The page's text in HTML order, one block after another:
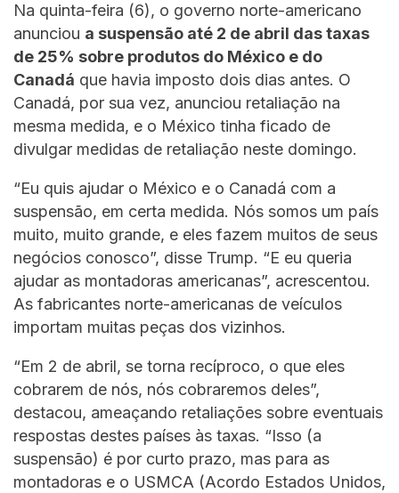
Na quinta-feira (6), o governo norte-americano
anunciou a suspensão até 2 de abril das taxas
de 25% sobre produtos do México e do
Canadá que havia imposto dois dias antes. O
Canadá, por sua vez, anunciou retaliação na
mesma medida, e o México tinha ficado de
divulgar medidas de retaliação neste domingo.
“Eu quis ajudar o México e o Canadá com a
suspensão, em certa medida. Nós somos um país
muito, muito grande, e eles fazem muitos de seus
negócios conosco”, disse Trump. “E eu queria
ajudar as montadoras americanas”, acrescentou.
As fabricantes norte-americanas de veículos
importam muitas peças dos vizinhos.
“Em 2 de abril, se torna recíproco, o que eles
cobrarem de nós, nós cobraremos deles”,
destacou, ameaçando retaliações sobre eventuais
respostas destes países às taxas. “Isso (a
suspensão) é por curto prazo, mas para as
montadoras e o USMCA (Acordo Estados Unidos,